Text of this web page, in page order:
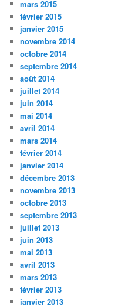
mars 2015
février 2015
janvier 2015
novembre 2014
octobre 2014
septembre 2014
août 2014
juillet 2014
juin 2014
mai 2014
avril 2014
mars 2014
février 2014
janvier 2014
décembre 2013
novembre 2013
octobre 2013
septembre 2013
juillet 2013
juin 2013
mai 2013
avril 2013
mars 2013
février 2013
janvier 2013